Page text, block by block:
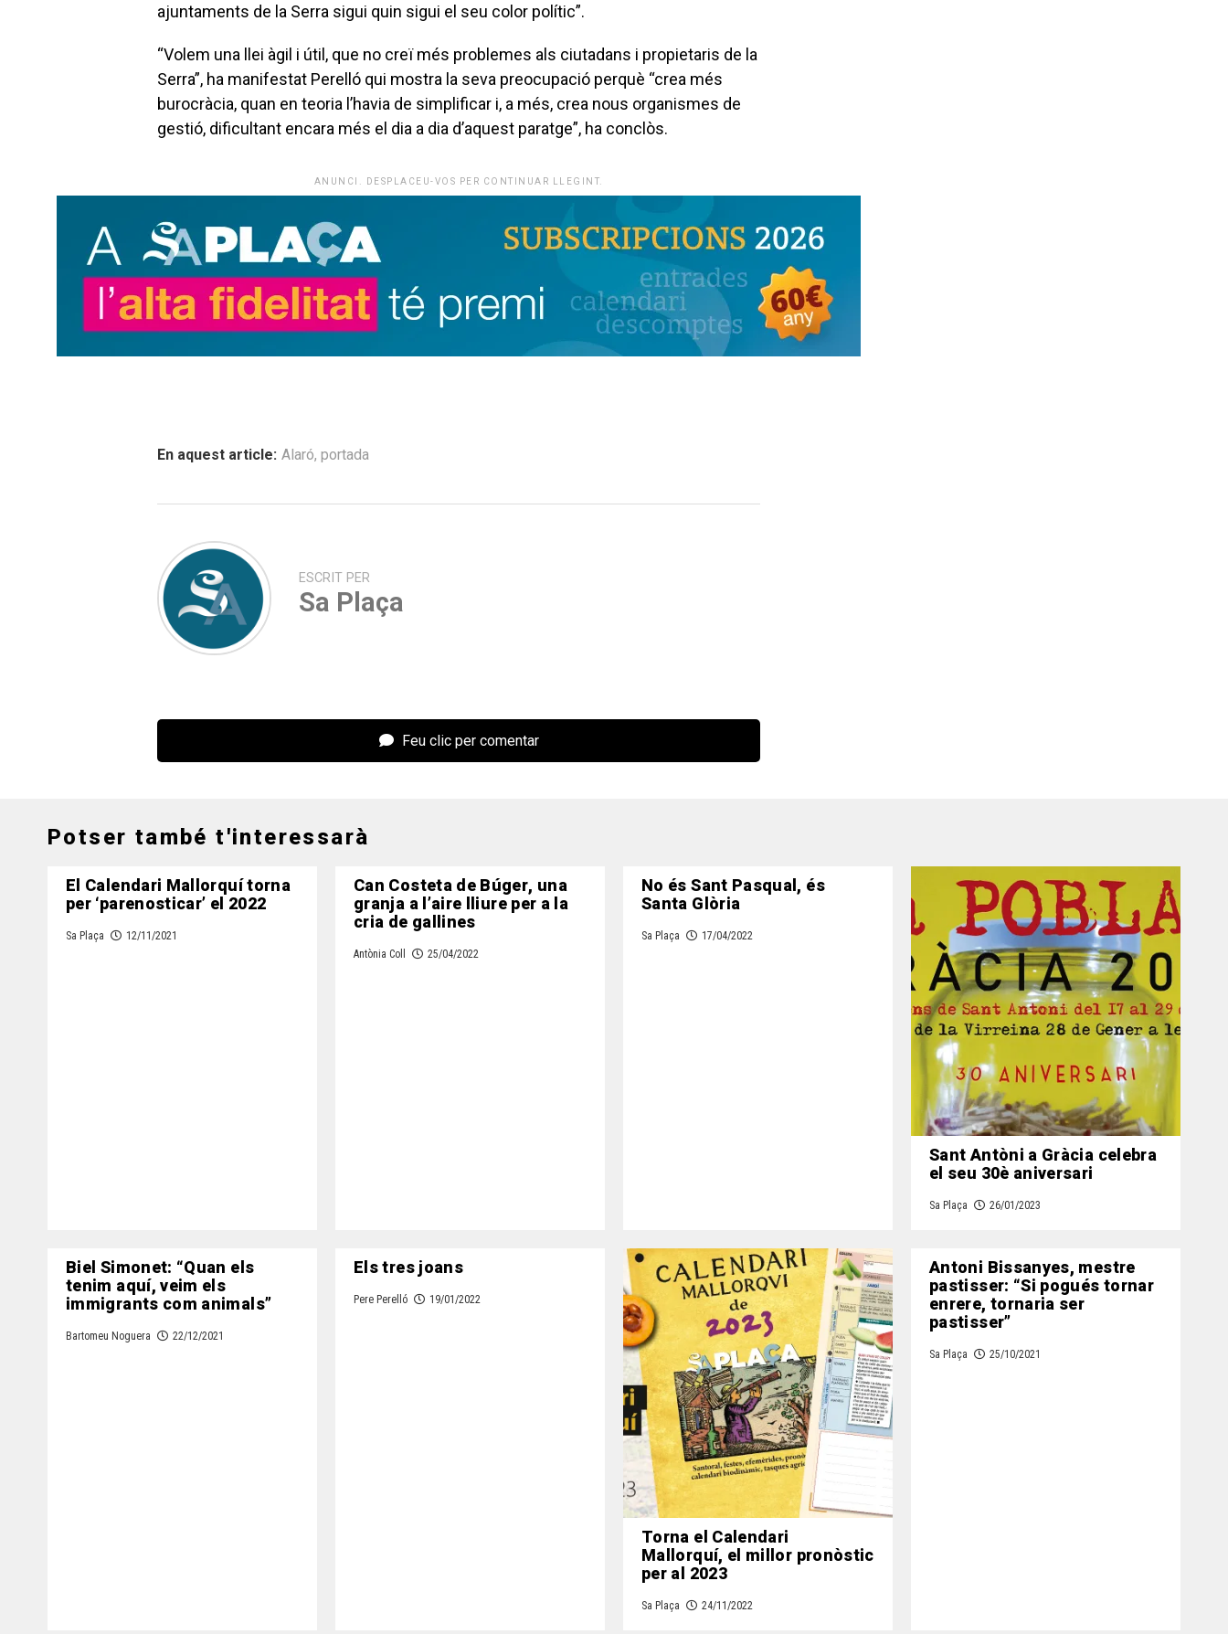
ajuntaments de la Serra sigui quin sigui el seu color polític”.
“Volem una llei àgil i útil, que no creï més problemes als ciutadans i propietaris de la
Serra”, ha manifestat Perelló qui mostra la seva preocupació perquè “crea més
burocràcia, quan en teoria l’havia de simplificar i, a més, crea nous organismes de
gestió, dificultant encara més el dia a dia d’aquest paratge”, ha conclòs.
ANUNCI. DESPLACEU-VOS PER CONTINUAR LLEGINT.
En aquest article: Alaró, portada
ESCRIT PER
Sa Plaça
Feu clic per comentar
Potser també t'interessarà
El Calendari Mallorquí torna
per ‘parenosticar’ el 2022
Sa Plaça 12/11/2021
Can Costeta de Búger, una
granja a l’aire lliure per a la
cria de gallines
Antònia Coll 25/04/2022
No és Sant Pasqual, és
Santa Glòria
Sa Plaça 17/04/2022
Sant Antòni a Gràcia celebra
el seu 30è aniversari
Sa Plaça 26/01/2023
Biel Simonet: “Quan els
tenim aquí, veim els
immigrants com animals”
Bartomeu Noguera 22/12/2021
Els tres joans
Pere Perelló 19/01/2022
Torna el Calendari
Mallorquí, el millor pronòstic
per al 2023
Sa Plaça 24/11/2022
Antoni Bissanyes, mestre
pastisser: “Si pogués tornar
enrere, tornaria ser
pastisser”
Sa Plaça 25/10/2021